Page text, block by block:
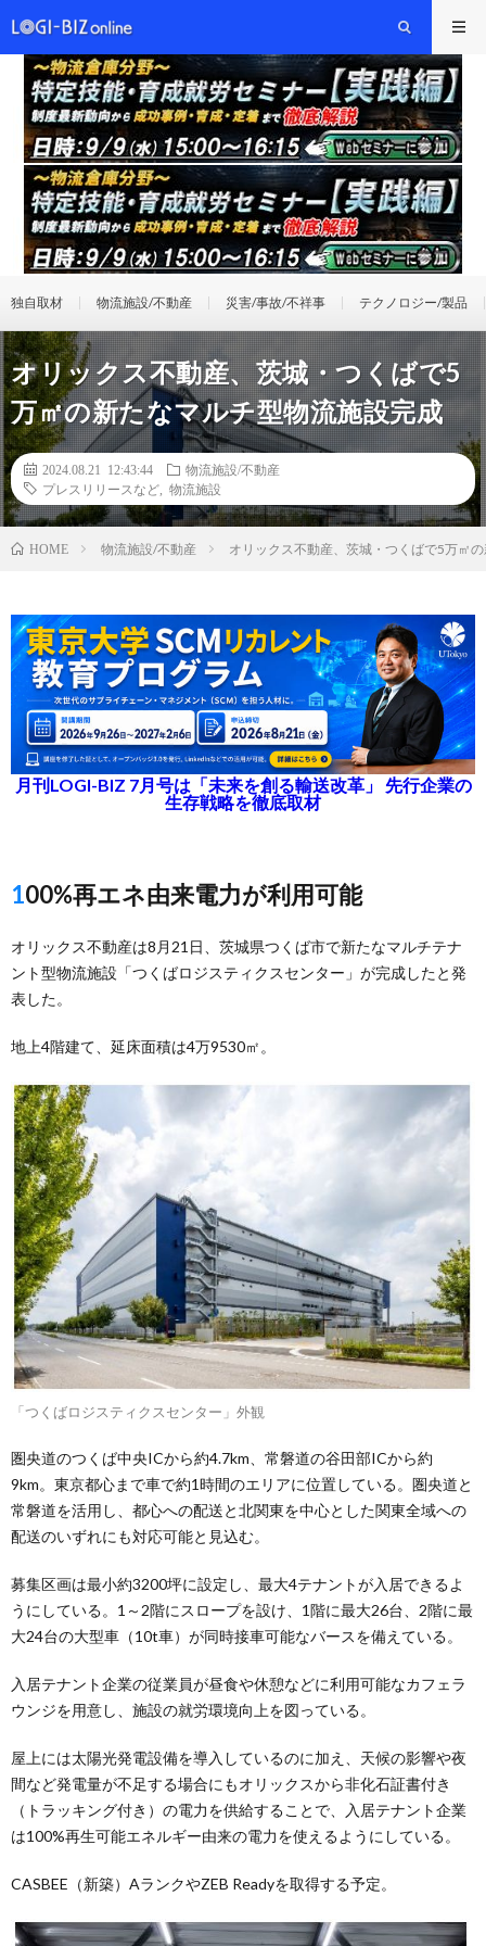
独自取材 物流施設/不動産 災害/事故/不祥事 テクノロジー/製品
オリックス不動産、茨城・つくばで5
万㎡の新たなマルチ型物流施設完成
2024.08.21 12:43:44
物流施設/不動産
プレスリリースなど
物流施設
HOME 物流施設/不動産 オリックス不動産、茨城・つくばで5万㎡
月刊LOGI-BIZ 7月号は「未来を創る輸送改革」 先行企業の
生存戦略を徹底取材
100%再エネ由来電力が利用可能
オリックス不動産は8月21日、茨城県つくば市で新たなマルチテナ
ント型物流施設「つくばロジスティクスセンター」が完成したと発
表した。
地上4階建て、延床面積は4万9530㎡。
「つくばロジスティクスセンター」外観
圏央道のつくば中央ICから約4.7km、常磐道の谷田部ICから約
9km。東京都心まで車で約1時間のエリアに位置している。圏央道と
常磐道を活用し、都心への配送と北関東を中心とした関東全域への
配送のいずれにも対応可能と見込む。
募集区画は最小約3200坪に設定し、最大4テナントが入居できるよ
うにしている。1～2階にスロープを設け、1階に最大26台、2階に最
大24台の大型車（10t車）が同時接車可能なバースを備えている。
入居テナント企業の従業員が昼食や休憩などに利用可能なカフェラ
ウンジを用意し、施設の就労環境向上を図っている。
屋上には太陽光発電設備を導入しているのに加え、天候の影響や夜
間など発電量が不足する場合にもオリックスから非化石証書付き
（トラッキング付き）の電力を供給することで、入居テナント企業
は100%再生可能エネルギー由来の電力を使えるようにしている。
CASBEE（新築）AランクやZEB Readyを取得する予定。